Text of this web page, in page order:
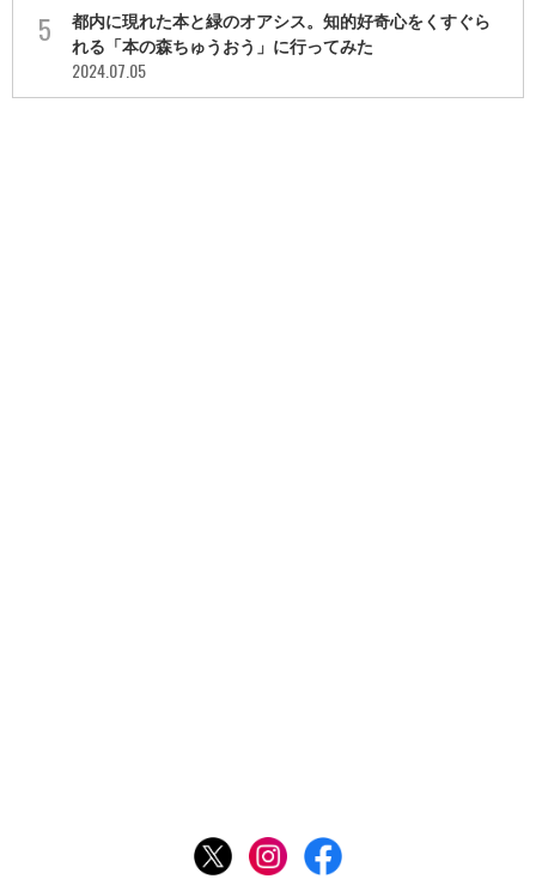
都内に現れた本と緑のオアシス。知的好奇心をくすぐら
れる「本の森ちゅうおう」に行ってみた
2024.07.05